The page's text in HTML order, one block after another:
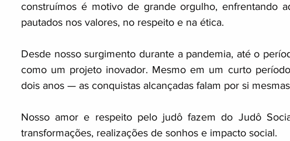
construímos é motivo de grande orgulho, enfrentando
pautados nos valores, no respeito e na ética.
Desde nosso surgimento durante a pandemia, até o
como um projeto inovador. Mesmo em um curto
dois anos — as conquistas alcançadas falam por si
Nosso amor e respeito pelo judô fazem do Judô
transformações, realizações de sonhos e impacto social.